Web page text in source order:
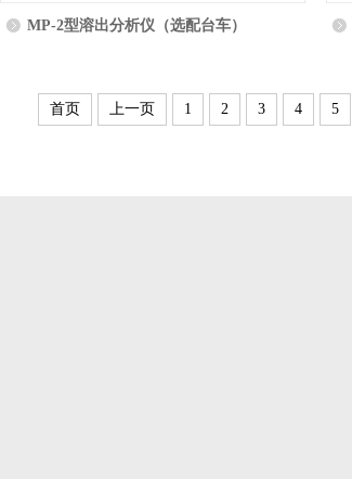
MP-2型溶出分析仪（选配台车）
首页 上一页 1 2 3 4 5